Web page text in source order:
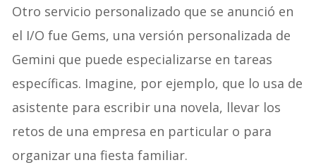
Otro servicio personalizado que se anunció en
el I/O fue Gems, una versión personalizada de
Gemini que puede especializarse en tareas
específicas. Imagine, por ejemplo, que lo usa de
asistente para escribir una novela, llevar los
retos de una empresa en particular o para
organizar una fiesta familiar.